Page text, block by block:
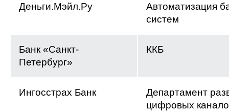
Деньги.Мэйл.Ру
Автоматизация
систем
Банк «Санкт-
Петербург»
ККБ
Ингосстрах Банк
Департамент
цифровых